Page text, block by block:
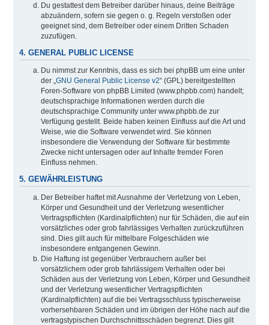
Du gestattest dem Betreiber darüber hinaus, deine Beiträge
abzuändern, sofern sie gegen o. g. Regeln verstoßen oder
geeignet sind, dem Betreiber oder einem Dritten Schaden
zuzufügen.
4. GENERAL PUBLIC LICENSE
Du nimmst zur Kenntnis, dass es sich bei phpBB um eine unter
der „GNU General Public License v2“ (GPL) bereitgestellten
Foren-Software von phpBB Limited (www.phpbb.com) handelt;
deutschsprachige Informationen werden durch die
deutschsprachige Community unter www.phpbb.de zur
Verfügung gestellt. Beide haben keinen Einfluss auf die Art und
Weise, wie die Software verwendet wird. Sie können
insbesondere die Verwendung der Software für bestimmte
Zwecke nicht untersagen oder auf Inhalte fremder Foren
Einfluss nehmen.
5. GEWÄHRLEISTUNG
Der Betreiber haftet mit Ausnahme der Verletzung von Leben,
Körper und Gesundheit und der Verletzung wesentlicher
Vertragspflichten (Kardinalpflichten) nur für Schäden, die auf ein
vorsätzliches oder grob fahrlässiges Verhalten zurückzuführen
sind. Dies gilt auch für mittelbare Folgeschäden wie
insbesondere entgangenen Gewinn.
Die Haftung ist gegenüber Verbrauchern außer bei
vorsätzlichem oder grob fahrlässigem Verhalten oder bei
Schäden aus der Verletzung von Leben, Körper und Gesundheit
und der Verletzung wesentlicher Vertragspflichten
(Kardinalpflichten) auf die bei Vertragsschluss typischerweise
vorhersehbaren Schäden und im übrigen der Höhe nach auf die
vertragstypischen Durchschnittsschäden begrenzt. Dies gilt